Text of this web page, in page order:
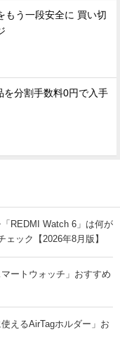
もう一段安全に 買い切
を分割手数料0円で入手
REDMI Watch 6」は何が
ック【2026年8月版】
ートウォッチ」おすすめ
えるAirTagホルダー」お